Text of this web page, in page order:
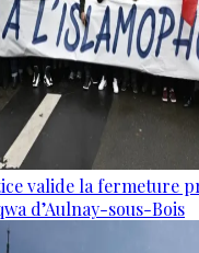
valide la fermeture
d’Aulnay-sous-Bois